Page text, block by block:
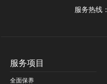
服务热线：
服务项目
全面保养